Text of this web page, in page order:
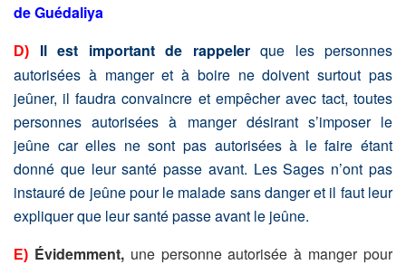
de Guédaliya
D) Il est important de rappelerque les personnes
autorisées à manger et à boire ne doivent surtout pas
jeûner, il faudra convaincre et empêcher avec tact, toutes
personnes autorisées à manger désirant s’imposer le
jeûne car elles ne sont pas autorisées à le faire étant
donné que leur santé passe avant. Les Sages n’ont pas
instauré de jeûne pour le malade sans danger et il faut leur
expliquer que leur santé passe avant le jeûne.
E) Évidemment,une personne autorisée à manger pour